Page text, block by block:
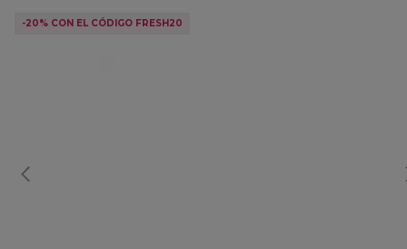
-20% CON EL CÓDIGO FRESH20